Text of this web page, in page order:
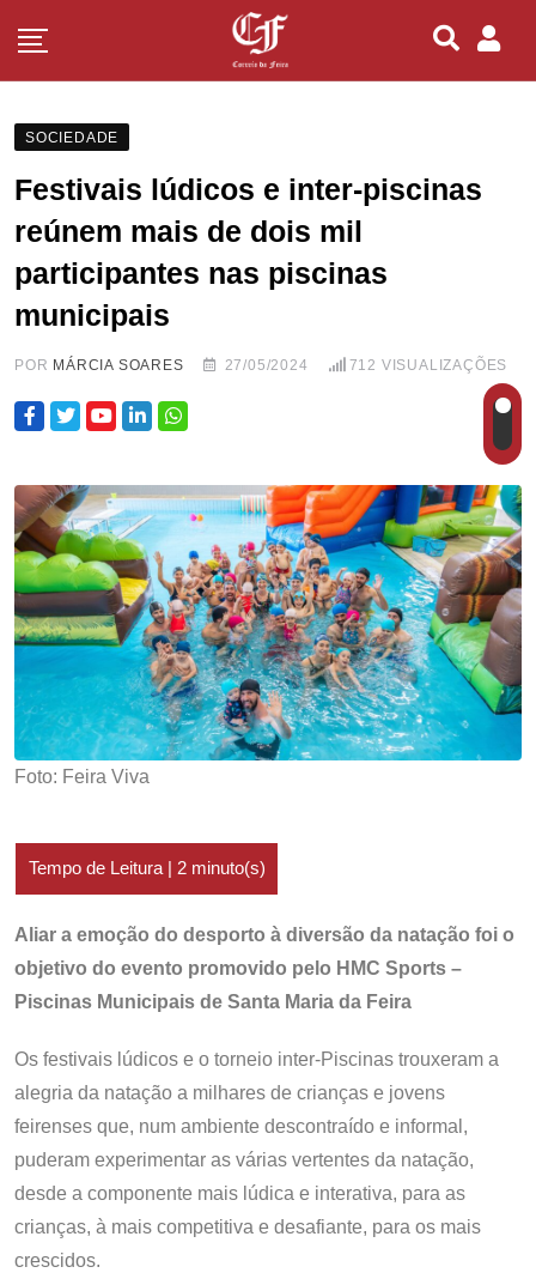
SOCIEDADE
Festivais lúdicos e inter-piscinas
reúnem mais de dois mil
participantes nas piscinas
municipais
POR MÁRCIA SOARES 27/05/2024 712 VISUALIZAÇÕES
Foto: Feira Viva
Aliar a emoção do desporto à diversão da natação foi o
objetivo do evento promovido pelo HMC Sports –
Piscinas Municipais de Santa Maria da Feira
Os festivais lúdicos e o torneio inter-Piscinas trouxeram a
alegria da natação a milhares de crianças e jovens
feirenses que, num ambiente descontraído e informal,
puderam experimentar as várias vertentes da natação,
desde a componente mais lúdica e interativa, para as
crianças, à mais competitiva e desafiante, para os mais
crescidos.